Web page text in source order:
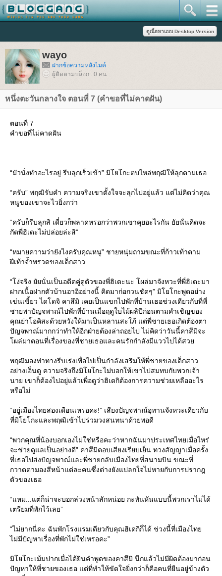
wayo
ฝากข้อความหลังไมค์
ผู้ติดตามบล็อก : 0 คน
หนึ่งตะวันกลางใจ ตอนที่ 7 (คำขอที่ไม่คาดฝัน)
ตอนที่ 7
คำขอที่ไม่คาดฝัน
“มัวนั่งทำอะไรอยู่ รีบลุกเร็วเข้า” มิโยโกะตบไหล่พฤฒิให้ลุกตามเธอ
“ครับ” พฤฒิรับคำ ความจริงเขาตั้งใจจะลุกไปอยู่แล้ว แต่ไม่คิดว่าคุณ
หนูของเขาจะไวยิ่งกว่า
“ครับก็รีบลุกสิ เดี๋ยวก็พลาดหรอกว่าพวกเขาคุยอะไรกัน ยัยนั่นคิดจะ
กัดพี่ฮิเดะไม่ปล่อยล่ะสิ”
“หมายความว่ายังไงครับคุณหนู” ชายหนุ่มถามขณะที่ก้าวเท้าตาม
ฝีเท้าจ้ำพรวดของเด็กสาว
“โง่จริง ยัยนั่นเป็นอดีตคู่ดูตัวของพี่ฮิเดะนะ โผล่มาจังหวะที่พี่ฮิเดะมา
ฝากเนื้อฝากตัวบ้านอาอิอย่างนี้ คิดมาก่อกวนชัดๆ” มิโยโกะพูดอย่าง
เข่นเขี้ยว ไดโดจิ คาสึมิ เคยเป็นแขกไปพักที่บ้านเธอช่วงเดียวกับที่พี่
ชายพาปัญจพาณ์ไปพักที่บ้านเมื่อฤดูใบไม้ผลิปีก่อนตามคำเชิญของ
คุณย่าโอคิสะด้วยหวังให้มาเป็นหลานสะใภ้ แต่พี่ชายเธอเกิดต้องตา
ปัญจพาณ์มากกว่าทำให้อีกฝ่ายต้องล่าถอยไป ไม่คิดว่าวันนี้คาสึมิจะ
ผล่มาตอนที่เรื่องของพี่ชายเธอและคนรักกำลังมีแววไปได้สว
พฤฒิมองท่าทางรีบเร่งเพื่อไปเป็นกำลังเสริมให้พี่ชายของเด็กสาว
อย่างเอ็นดู ความจริงถึงมิโยโกะไม่บอกให้เขาไปสมทบกับพวกเจ้า
นาย เขาก็ต้องไปอยู่แล้วเพื่อดูว่าฮิเดกิต้องการความช่วยเหลืออะไร
หรือไม่
“อยู่เมืองไทยสองเดือนเหรอคะ!” เสียงปัญจพาณ์อุทานจังหวะเดียวกับ
ที่มิโยโกะและพฤฒิเข้าไปร่วมวงสนทนาด้วยพอดี
“พวกคุณพี่น้องบอกเองไม่ใช่หรือคะว่าหากฉันมาประเทศไทยเมื่อไหร่
จะช่วยดูแลเป็นอย่างดี” คาสึมิตอบเสียงเรียบเย็น ทวงสัญญาเมื่อครั้ง
ที่เธอไปส่งปัญจพาณ์และพี่ชายกลับเมืองไทยที่สนามบิน ขณะที่
กวาดตามองสีหน้าแต่ละคนซึ่งต่างยังแปลกใจไม่หายกับการปรากฎ
ตัวของเธอ
“แหม...แต่ก็น่าจะบอกล่วงหน้าสักหน่อย กะทันหันแบบนี้พวกเราไม่ได้
เตรียมที่พักไว้เลย”
“ไม่ยากนี่คะ ฉันพักโรงแรมเดียวกับคุณฮิเดกิก็ได้ ช่วงนี้ที่เมืองไท
ไม่มีปัญหาเรื่องที่พักไม่ใช่เหรอคะ”
มิโยโกะเม้มปากเมื่อได้ยินคำพูดของคาสึมิ นึกแล้วไม่มีผิดต้องมาก่อน
ปัญหาให้พี่ชายของเธอ แต่ที่ทำให้ขัดใจยิ่งกว่าก็คือคนที่ยืนอยู่ข้างตัว